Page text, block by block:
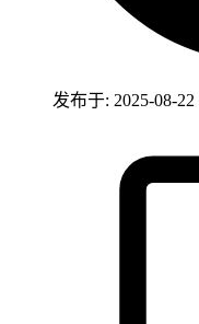
发布于: 2025-08-22